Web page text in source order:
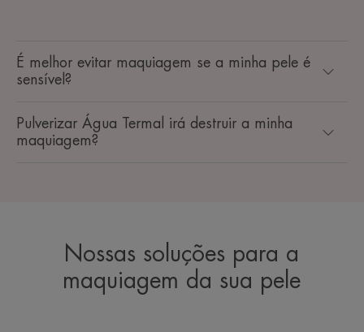
É melhor evitar maquiagem se a minha pele é
sensível?
Pulverizar Água Termal irá destruir a minha
maquiagem?
Nossas soluções para a
maquiagem da sua pele